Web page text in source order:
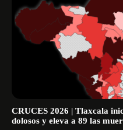
CRUCES 2026 | Tlaxcala
dolosos y eleva a 89 las